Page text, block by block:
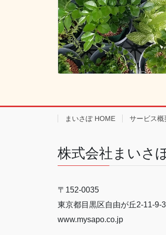
まいさぽ HOME サービス概
株式会社まいさ
〒152-0035
東京都目黒区自由が丘2-11-9-
www.mysapo.co.jp